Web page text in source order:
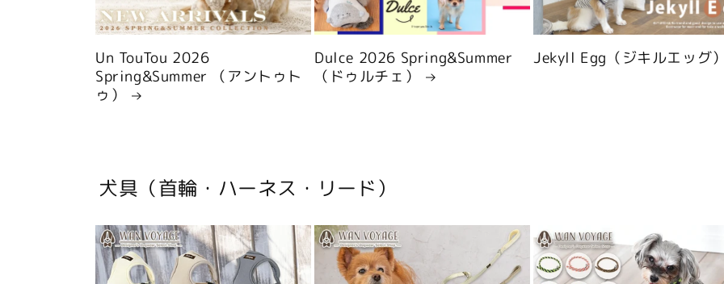
Un TouTou 2026
Spring&Summer （アントゥト
ゥ）
Dulce 2026 Spring&Summer
（ドゥルチェ）
Jekyll Egg（ジキルエッグ
犬具（首輪・ハーネス・リード）